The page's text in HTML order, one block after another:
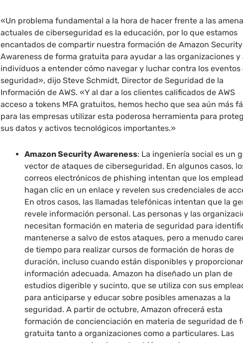
«Un problema fundamental a la hora de hacer frente a las
actuales de ciberseguridad es la educación, por lo que estamos
encantados de compartir nuestra formación de Amazon Security
Awareness de forma gratuita para ayudar a las organizaciones y
individuos a entender cómo navegar y luchar contra los eventos
seguridad», dijo Steve Schmidt, Director de Seguridad de la
Información de AWS. «Y al dar a los clientes calificados de AWS
acceso a tokens MFA gratuitos, hemos hecho que sea aún más
para las empresas utilizar esta poderosa herramienta para
sus datos y activos tecnológicos importantes.»
Amazon Security Awareness: La ingeniería social es un
vector de ataques de ciberseguridad. En algunos casos,
correos electrónicos de phishing intentan que los
hagan clic en un enlace y revelen sus credenciales de
En otros casos, las llamadas telefónicas intentan que la
revele información personal. Las personas y las
necesitan formación en materia de seguridad para
mantenerse a salvo de estos ataques, pero a menudo
de tiempo para realizar cursos de formación de horas de
duración, incluso cuando están disponibles y
información adecuada. Amazon ha diseñado un plan de
estudios digerible y sucinto, que se utiliza con sus
para anticiparse y educar sobre posibles amenazas a la
seguridad. A partir de octubre, Amazon ofrecerá esta
formación de concienciación en materia de seguridad de
gratuita tanto a organizaciones como a particulares. Las